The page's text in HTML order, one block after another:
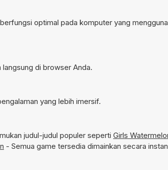
optimal pada komputer yang
di browser Anda.
yang lebih imersif.
judul-judul populer seperti Girls
- Semua game tersedia dimainkan secara